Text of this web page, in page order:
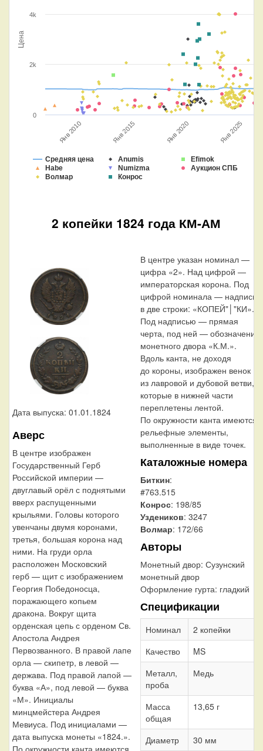
Цена
Средняя цена Anumis
Efimok
Habe
Numizma
Аукцион СПБ
Волмар
Конрос
Янв 2010 Янв 2015 Янв 2020 Янв 2025
0
2k
4k
2 копейки 1824 года КМ-АМ
Дата выпуска: 01.01.1824
Аверс
В центре изображен
Государственный Герб
Российской империи —
двуглавый орёл с поднятыми
вверх распущенными
крыльями. Головы которого
увенчаны двумя коронами,
третья, большая корона над
ними. На груди орла
расположен Московский
герб — щит с изображением
Георгия Победоносца,
поражающего копьем
дракона. Вокруг щита
орденская цепь с орденом Св.
Апостола Андрея
Первозванного. В правой лапе
орла — скипетр, в левой —
держава. Под правой лапой —
буква «А», под левой — буква
«М». Инициалы
минцмейстера Андрея
Мевиуса. Под инициалами —
дата выпуска монеты «1824.».
В центре указан номинал —
цифра «2». Над цифрой —
императорская корона. Под
цифрой номинала — надпись
в две строки: «КОПЕЙ"│"КИ».
Под надписью — прямая
черта, под ней — обозначение
монетного двора «К.М.».
Вдоль канта, не доходя
до короны, изображен венок
из лавровой и дубовой ветви,
которые в нижней части
переплетены лентой.
По окружности канта имеются
рельефные элементы,
выполненные в виде точек.
Каталожные номера
Биткин:
#763.515
Конрос: 198/85
Уздеников: 3247
Волмар: 172/66
Авторы
Монетный двор: Сузунский
монетный двор
Оформление гурта: гладкий
Спецификации
Номинал
2 копейки
Качество
MS
Металл,
проба
Медь
Масса
общая
13,65 г
Диаметр 30 мм